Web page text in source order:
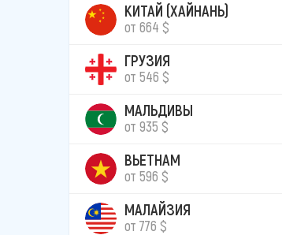
КИТАЙ (ХАЙНАНЬ)
от 664 $
ГРУЗИЯ
от 546 $
МАЛЬДИВЫ
от 935 $
ВЬЕТНАМ
от 596 $
МАЛАЙЗИЯ
от 776 $